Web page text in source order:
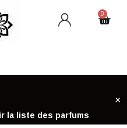
0
Cart
la liste des parfums
×